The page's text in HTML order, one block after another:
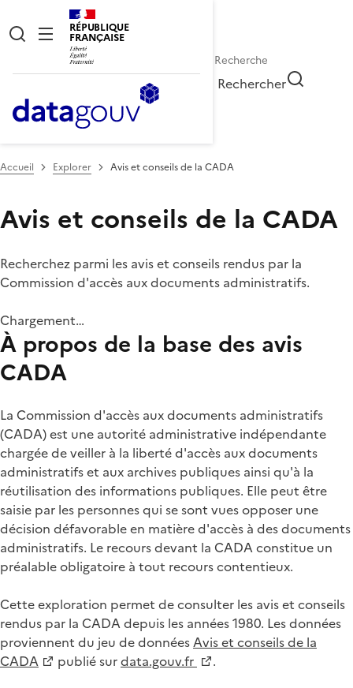
RÉPUBLIQUE
FRANÇAISE
Rechercher
Accueil Explorer Avis et conseils de la CADA
Avis et conseils de la CADA
Recherchez parmi les avis et conseils rendus par la
Commission d'accès aux documents administratifs.
Chargement…
À propos de la base des avis
CADA
La Commission d'accès aux documents administratifs
(CADA) est une autorité administrative indépendante
chargée de veiller à la liberté d'accès aux documents
administratifs et aux archives publiques ainsi qu'à la
réutilisation des informations publiques. Elle peut être
saisie par les personnes qui se sont vues opposer une
décision défavorable en matière d'accès à des documents
administratifs. Le recours devant la CADA constitue un
préalable obligatoire à tout recours contentieux.
Cette exploration permet de consulter les avis et conseils
rendus par la CADA depuis les années 1980. Les données
proviennent du jeu de donnéesAvis et conseils de la
CADA
publié surdata.gouv.fr .